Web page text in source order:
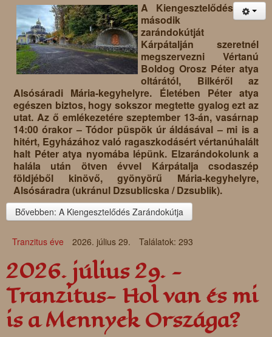
A Kiengesztelődés
második
zarándokútját
Kárpátalján szeretnél
megszervezni Vértanú
Boldog Orosz Péter atya
oltárától, Bilkéről az
Alsósáradi Mária-kegyhelyre. Életében Péter atya
egészen biztos, hogy sokszor megtette gyalog ezt az
utat. Az ő emlékezetére szeptember 13-án, vasárnap
14:00 órakor – Tódor püspök úr áldásával – mi is a
hitért, Egyházához való ragaszkodásért vértanúhalált
halt Péter atya nyomába lépünk. Elzarándokolunk a
halála után ötven évvel Kárpátalja csodaszép
földjéből kinövő, gyönyörű Mária-kegyhelyre,
Alsósáradra (ukránul Dzsublicska / Dzsublik).
Bővebben: A Kiengesztelődés Zarándokútja
Tranzitus éve 2026. július 29. Találatok: 293
2026. július 29. -
Tranzitus- Hol van és mi
is a Mennyek Országa?